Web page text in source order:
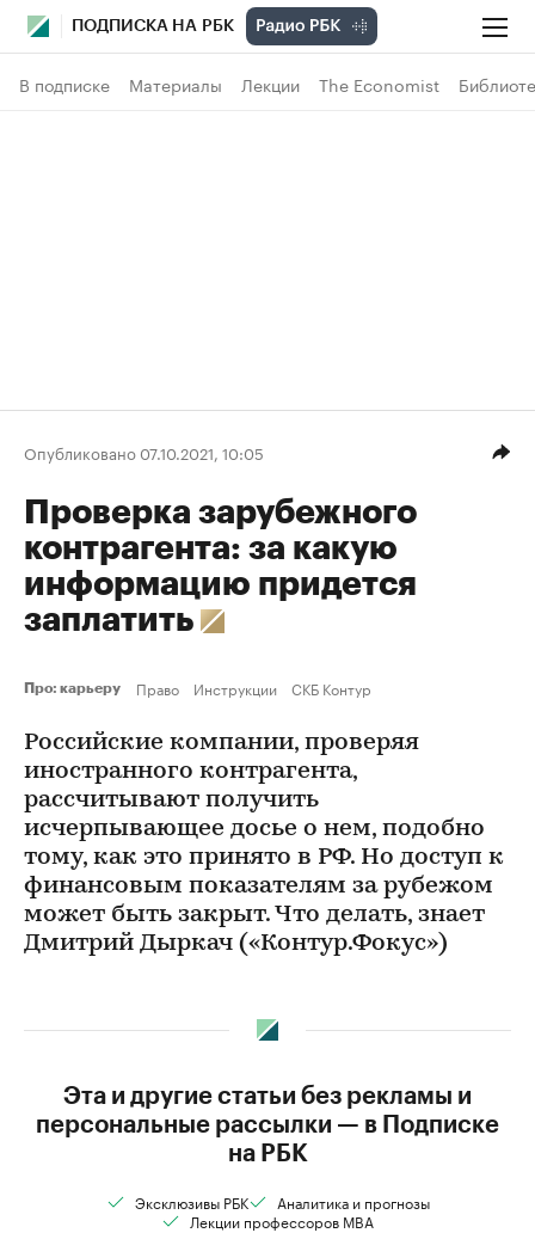
ПОДПИСКА НА РБК
В подписке Материалы Лекции The Economist
Опубликовано 07.10.2021, 10:05
Проверка зарубежного
контрагента: за какую
информацию придется
заплатить
Про: карьеру Право Инструкции СКБ Контур
Российские компании, проверяя
иностранного контрагента,
рассчитывают получить
исчерпывающее досье о нем, подобно
тому, как это принято в РФ. Но доступ к
финансовым показателям за рубежом
может быть закрыт. Что делать, знает
Дмитрий Дыркач («Контур.Фокус»)
Эта и другие статьи без рекламы и
персональные рассылки — в Подписке
на РБК
Эксклюзивы РБК
Аналитика и прогнозы
Лекции профессоров MBA